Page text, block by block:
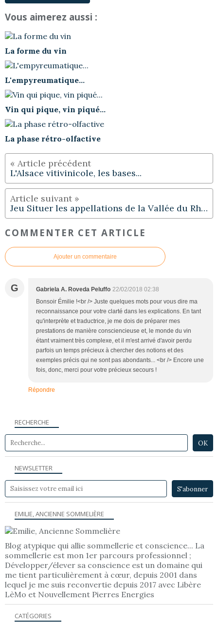
Vous aimerez aussi :
La forme du vin
L'empyreumatique...
Vin qui pique, vin piqué...
La phase rétro-olfactive
L'Alsace vitivinicole, les bases...
Jeu Situer les appellations de la Vallée du Rhône
COMMENTER CET ARTICLE
Ajouter un commentaire
G Gabriela A. Roveda Peluffo 22/02/2018 02:38
Bonsoir Émilie !<br /> Juste quelques mots pour vous dire ma
reconnaissance pour votre clarté dans les explications. En tant
qu'interprète et traductrice, je me dois de préparer mes
prestations de manière consciencieuse et, le monde du vin
étant vraiment très complexe, et il m'est arrivé d'avoir perdu
parfois un temps précieux à chercher des notions et des
exemples précis qui ne sont pas abondants... <br /> Encore une
fois, donc, merci pour votre précieux secours !
Répondre
NEWSLETTER
RECHERCHE
EMILIE, ANCIENNE SOMMELIÈRE
Blog atypique qui allie sommellerie et conscience... La
sommellerie est mon 1er parcours professionnel ;
Développer/élever sa conscience est un domaine qui
me tient particulièrement à cœur, depuis 2001 dans
lequel je me suis reconvertie depuis 2017 avec Libère
LèMo et Nouvellement Pierres Energies
CATÉGORIES